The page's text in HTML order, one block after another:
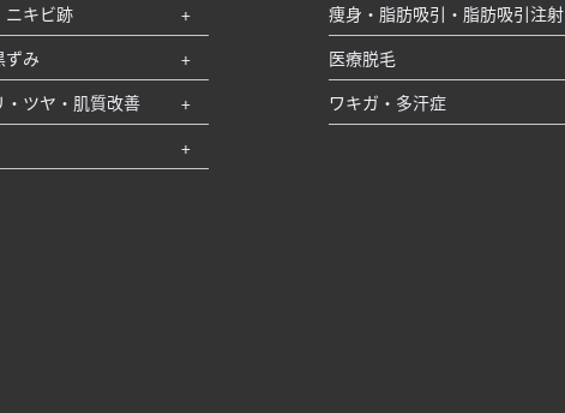
ニキビ跡
ずみ
・ツヤ・肌質改善
痩身・脂肪吸引・脂肪吸引注射
医療脱毛
ワキガ・多汗症